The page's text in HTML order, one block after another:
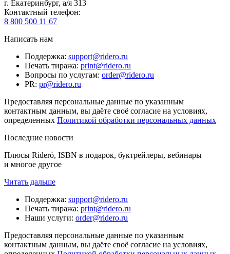
г. Екатеринбург, а/я 313
Контактный телефон:
8 800 500 11 67
Написать нам
Поддержка: support@ridero.ru
Печать тиража: print@ridero.ru
Вопросы по услугам: order@ridero.ru
PR: pr@ridero.ru
Предоставляя персональные данные по указанным
контактным данным, вы даёте своё согласие на условиях,
определенных Политикой обработки персональных данных
Последние новости
Плюсы Rideró, ISBN в подарок, буктрейлеры, вебинары
и многое другое
Читать дальше
Поддержка: support@ridero.ru
Печать тиража: print@ridero.ru
Наши услуги: order@ridero.ru
Предоставляя персональные данные по указанным
контактным данным, вы даёте своё согласие на условиях,